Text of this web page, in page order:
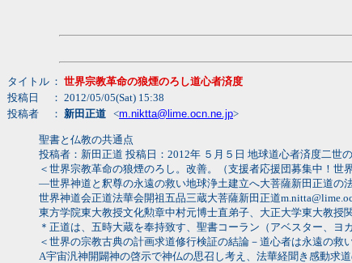
タイトル ： 世界宗教革命の狼煙のろし道心者済度
投稿日
： 2012/05/05(Sat) 15:38
投稿者
： 新田正道 <m.niktta@lime.ocn.ne.jp>
聖書と仏教の共通点
投稿者：新田正道 投稿日：2012年 ５月５日 地球道心者済度二世
＜世界宗教革命の狼煙のろし。改善。（支援者応援団募集中！世
―世界神道と釈尊の永遠の救い地球浄土建立へ大菩薩新田正道の
世界神道会正道法華会開祖五品三蔵大菩薩新田正道
東方学院東大教授文化勲章中村元博士直弟子、大正大学東大教授
＊正道は、五時大蔵を奉持致す、聖書コーラン（アベスター、
＜世界の宗教古典の計画求道修行検証の結論－道心者は永遠の救
A宇宙汎神開闢神の啓示で神仏の思召し考え、法華経聞き感動求道